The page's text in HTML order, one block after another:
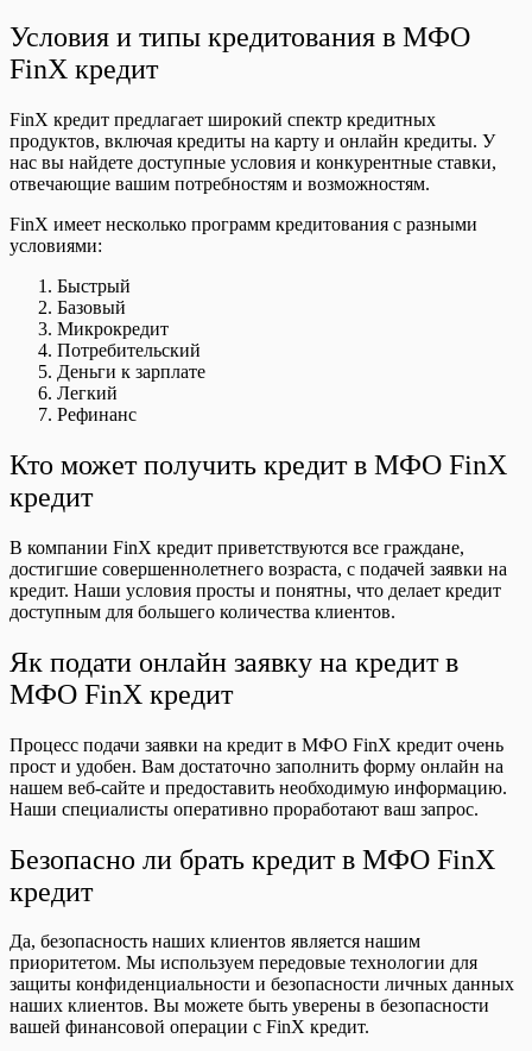
Условия и типы кредитования в МФО
FinX кредит
FinX кредит предлагает широкий спектр кредитных
продуктов, включая кредиты на карту и онлайн кредиты. У
нас вы найдете доступные условия и конкурентные ставки,
отвечающие вашим потребностям и возможностям.
FinX имеет несколько программ кредитования с разными
условиями:
Быстрый
Базовый
Микрокредит
Потребительский
Деньги к зарплате
Легкий
Рефинанс
Кто может получить кредит в МФО FinX
кредит
В компании FinX кредит приветствуются все граждане,
достигшие совершеннолетнего возраста, с подачей заявки на
кредит. Наши условия просты и понятны, что делает кредит
доступным для большего количества клиентов.
Як подати онлайн заявку на кредит в
МФО FinX кредит
Процесс подачи заявки на кредит в МФО FinX кредит очень
прост и удобен. Вам достаточно заполнить форму онлайн на
нашем веб-сайте и предоставить необходимую информацию.
Наши специалисты оперативно проработают ваш запрос.
Безопасно ли брать кредит в МФО FinX
кредит
Да, безопасность наших клиентов является нашим
приоритетом. Мы используем передовые технологии для
защиты конфиденциальности и безопасности личных данных
наших клиентов. Вы можете быть уверены в безопасности
вашей финансовой операции с FinX кредит.